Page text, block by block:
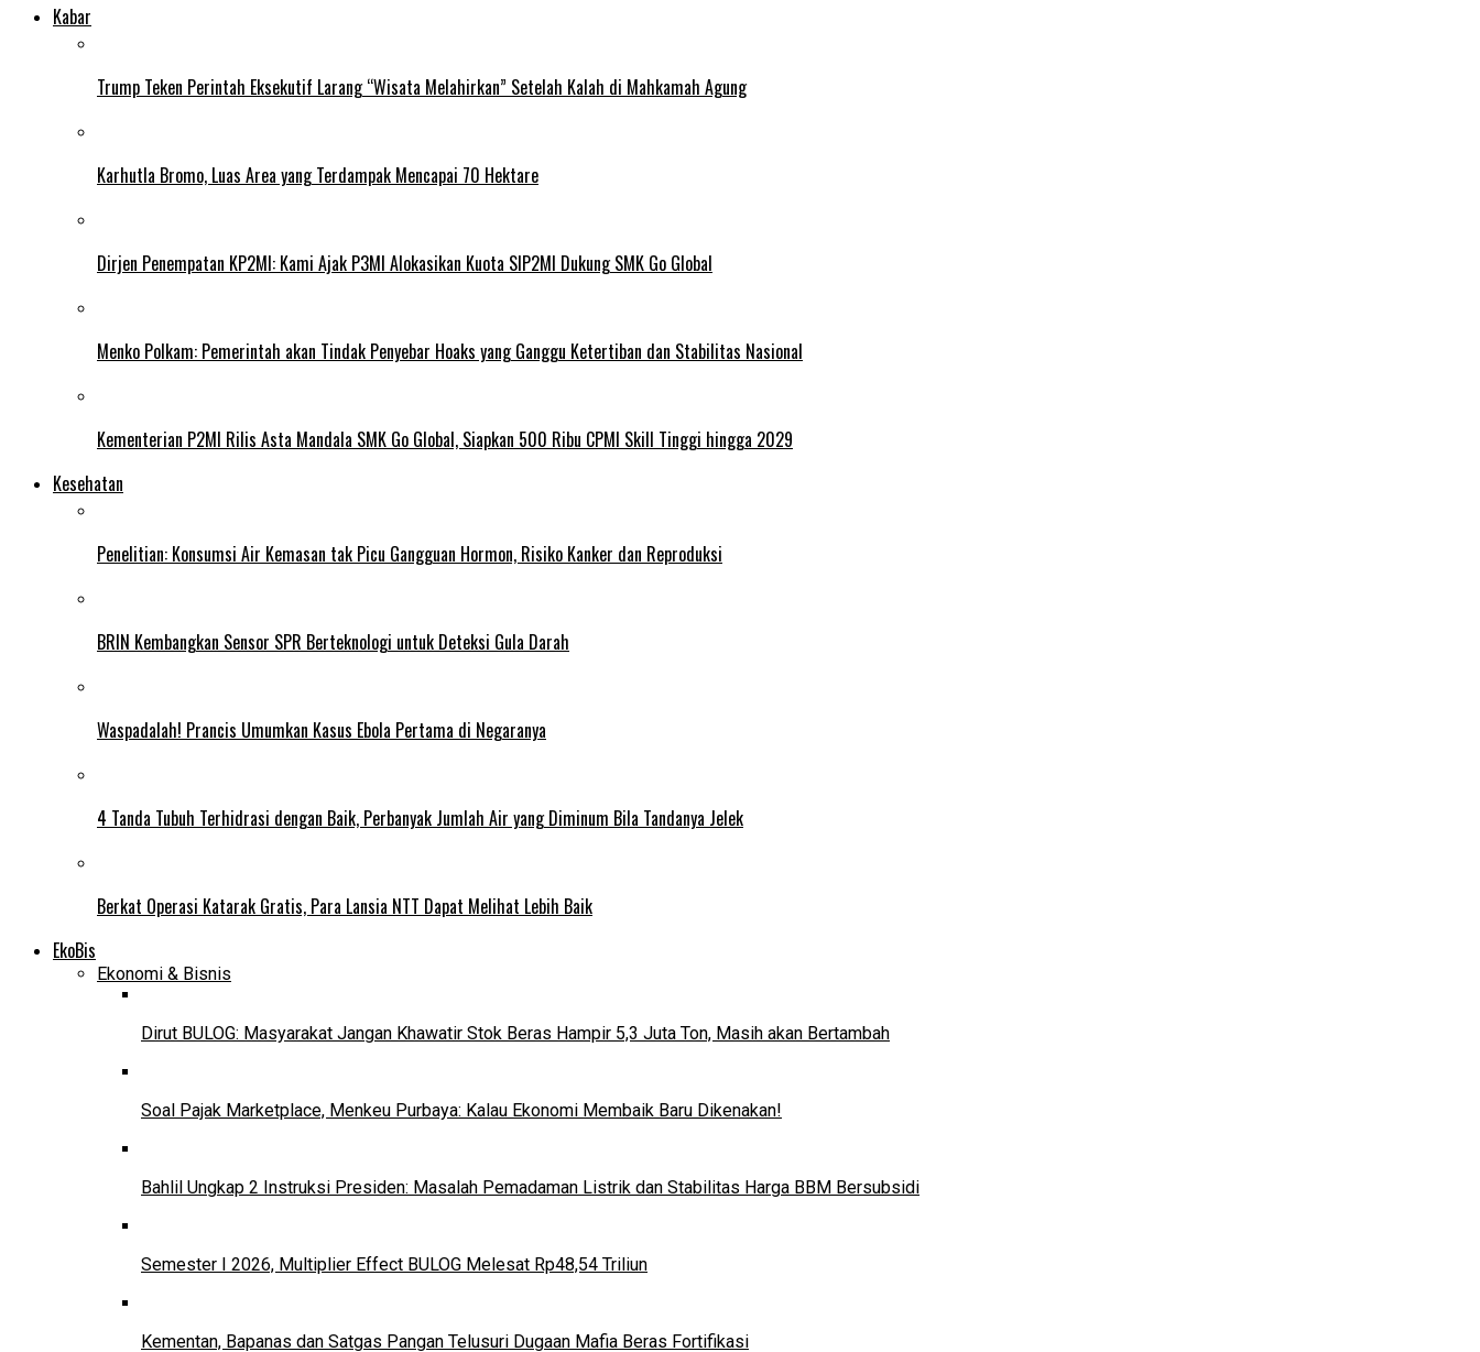
Kabar
Trump Teken Perintah Eksekutif Larang “Wisata Melahirkan” Setelah Kalah di Mahkamah Agung
Karhutla Bromo, Luas Area yang Terdampak Mencapai 70 Hektare
Dirjen Penempatan KP2MI: Kami Ajak P3MI Alokasikan Kuota SIP2MI Dukung SMK Go Global
Menko Polkam: Pemerintah akan Tindak Penyebar Hoaks yang Ganggu Ketertiban dan Stabilitas Nasional
Kementerian P2MI Rilis Asta Mandala SMK Go Global, Siapkan 500 Ribu CPMI Skill Tinggi hingga 2029
Kesehatan
Penelitian: Konsumsi Air Kemasan tak Picu Gangguan Hormon, Risiko Kanker dan Reproduksi
BRIN Kembangkan Sensor SPR Berteknologi untuk Deteksi Gula Darah
Waspadalah! Prancis Umumkan Kasus Ebola Pertama di Negaranya
4 Tanda Tubuh Terhidrasi dengan Baik, Perbanyak Jumlah Air yang Diminum Bila Tandanya Jelek
Berkat Operasi Katarak Gratis, Para Lansia NTT Dapat Melihat Lebih Baik
EkoBis
Ekonomi & Bisnis
Dirut BULOG: Masyarakat Jangan Khawatir Stok Beras Hampir 5,3 Juta Ton, Masih akan Bertambah
Soal Pajak Marketplace, Menkeu Purbaya: Kalau Ekonomi Membaik Baru Dikenakan!
Bahlil Ungkap 2 Instruksi Presiden: Masalah Pemadaman Listrik dan Stabilitas Harga BBM Bersubsidi
Semester I 2026, Multiplier Effect BULOG Melesat Rp48,54 Triliun
Kementan, Bapanas dan Satgas Pangan Telusuri Dugaan Mafia Beras Fortifikasi